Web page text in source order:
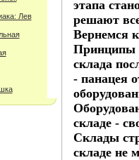
Лев
этапа
решают
Вернемся
Принципы
склада
- панацея
складе -
Склады
складе не